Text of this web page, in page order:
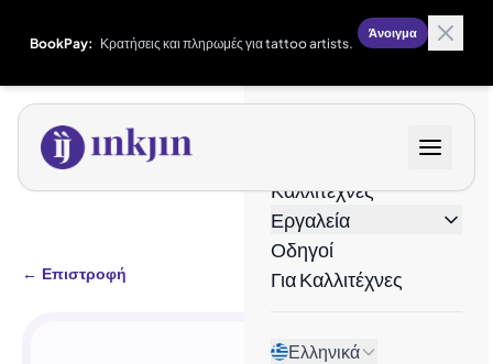
BookPay: Κρατήσεις και πληρωμές για tattoo artists.
Άνοιγμα
Καλλιτέχνες
Εργαλεία
Οδηγοί
Για Καλλιτέχνες
Ελληνικά
← Επιστροφή